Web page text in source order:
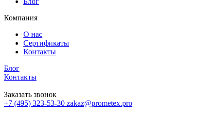
Компания
О нас
Сертификаты
Контакты
Блог
Контакты
Заказать звонок
+7 (495) 323-53-30 zakaz@prometex.pro